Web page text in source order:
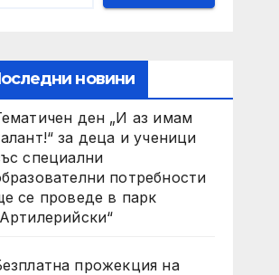
новини
ден „И аз имам
за деца и ученици
специални
потребности
се проведе в парк
прожекция на